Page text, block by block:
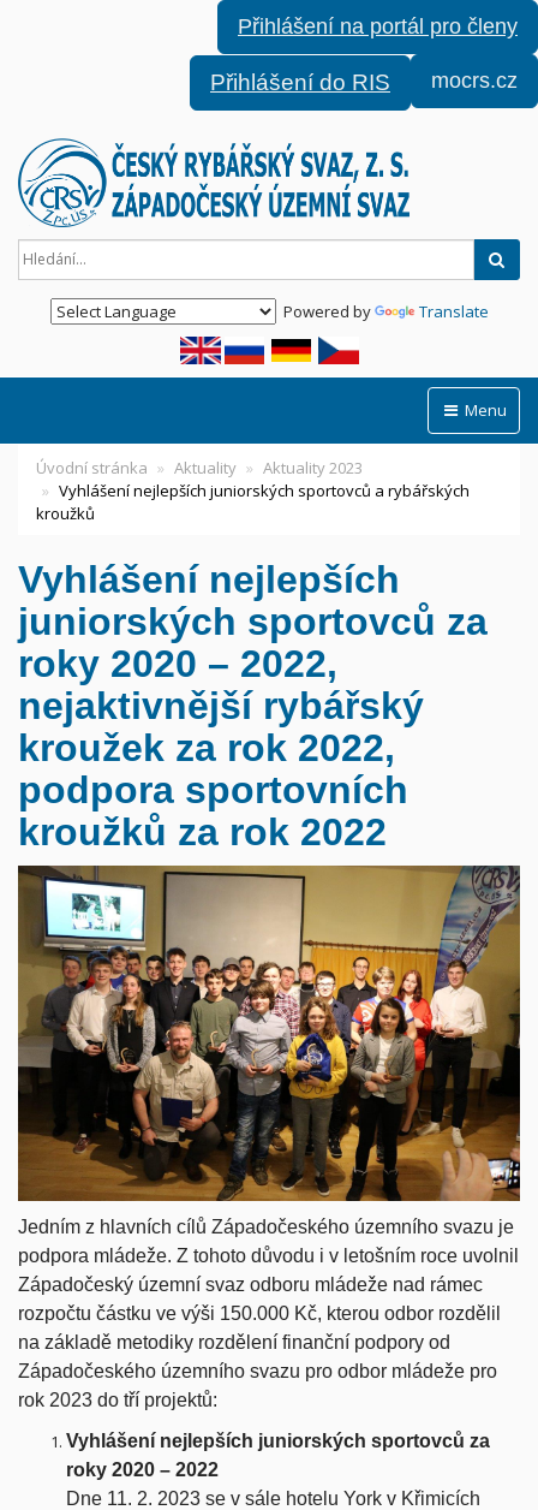
Přihlášení na portál pro členy
Přihlášení do RIS mocrs.cz
Powered by Translate
Menu
Úvodní stránka Aktuality
Aktuality 2023
Vyhlášení nejlepších juniorských sportovců a rybářských
kroužků
Vyhlášení nejlepších
juniorských sportovců za
roky 2020 – 2022,
nejaktivnější rybářský
kroužek za rok 2022,
podpora sportovních
kroužků za rok 2022
Jedním z hlavních cílů Západočeského územního svazu je
podpora mládeže. Z tohoto důvodu i v letošním roce uvolnil
Západočeský územní svaz odboru mládeže nad rámec
rozpočtu částku ve výši 150.000 Kč, kterou odbor rozdělil
na základě metodiky rozdělení finanční podpory od
Západočeského územního svazu pro odbor mládeže pro
rok 2023 do tří projektů:
Vyhlášení nejlepších juniorských sportovců za
roky 2020 – 2022
Dne 11. 2. 2023 se v sále hotelu York v Křimicích